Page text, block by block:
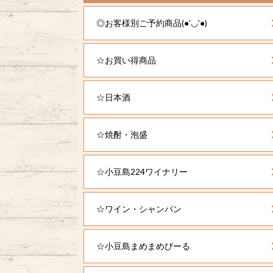
◎お客様別ご予約商品(●'◡'●)
☆お買い得商品
☆日本酒
☆焼酎・泡盛
☆小豆島224ワイナリー
☆ワイン・シャンパン
☆小豆島まめまめびーる